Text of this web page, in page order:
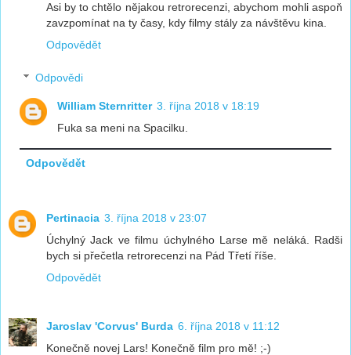
Asi by to chtělo nějakou retrorecenzi, abychom mohli aspoň
zavzpomínat na ty časy, kdy filmy stály za návštěvu kina.
Odpovědět
Odpovědi
William Sternritter 3. října 2018 v 18:19
Fuka sa meni na Spacilku.
Odpovědět
Pertinacia 3. října 2018 v 23:07
Úchylný Jack ve filmu úchylného Larse mě neláká. Radši
bych si přečetla retrorecenzi na Pád Třetí říše.
Odpovědět
Jaroslav 'Corvus' Burda 6. října 2018 v 11:12
Konečně novej Lars! Konečně film pro mě! ;-)